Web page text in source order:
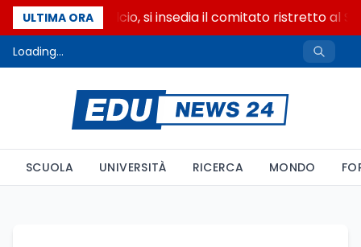
ULTIMA ORA
Riforma del calcio, si insedia il comitato ristretto al
Loading...
SCUOLA UNIVERSITÀ RICERCA MONDO